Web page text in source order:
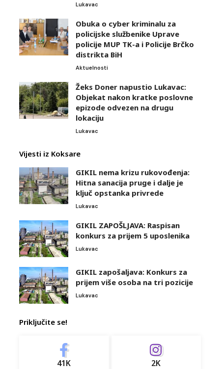
Lukavac
Obuka o cyber kriminalu za
policijske službenike Uprave
policije MUP TK-a i Policije Brčko
distrikta BiH
Aktuelnosti
Žeks Doner napustio Lukavac:
Objekat nakon kratke poslovne
epizode odvezen na drugu
lokaciju
Lukavac
Vijesti iz Koksare
GIKIL nema krizu rukovođenja:
Hitna sanacija pruge i dalje je
ključ opstanka privrede
Lukavac
GIKIL ZAPOŠLJAVA: Raspisan
konkurs za prijem 5 uposlenika
Lukavac
GIKIL zapošaljava: Konkurs za
prijem više osoba na tri pozicije
Lukavac
Priključite se!
41K 2K